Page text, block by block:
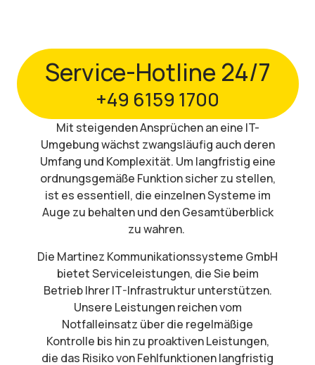
Service-Hotline 24/7
+49 6159 1700
Mit steigenden Ansprüchen an eine IT-
Umgebung wächst zwangsläufig auch deren
Umfang und Komplexität. Um langfristig eine
ordnungsgemäße Funktion sicher zu stellen,
ist es essentiell, die einzelnen Systeme im
Auge zu behalten und den Gesamtüberblick
zu wahren.
Die Martinez Kommunikationssysteme GmbH
bietet Serviceleistungen, die Sie beim
Betrieb Ihrer IT-Infrastruktur unterstützen.
Unsere Leistungen reichen vom
Notfalleinsatz über die regelmäßige
Kontrolle bis hin zu proaktiven Leistungen,
die das Risiko von Fehlfunktionen langfristig